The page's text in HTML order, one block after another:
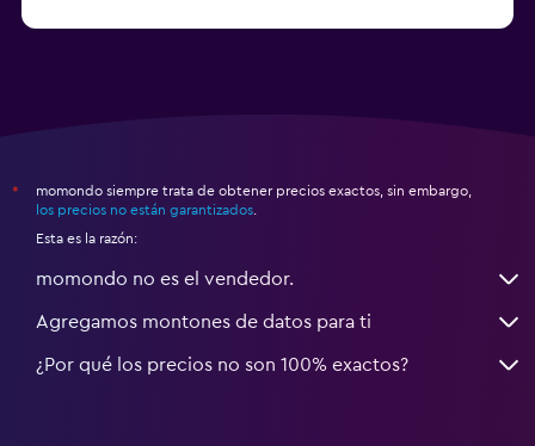
*
momondo siempre trata de obtener precios exactos, sin embargo,
los precios no están garantizados
Esta es la razón:
momondo no es el vendedor.
Agregamos montones de datos para ti
¿Por qué los precios no son 100% exactos?